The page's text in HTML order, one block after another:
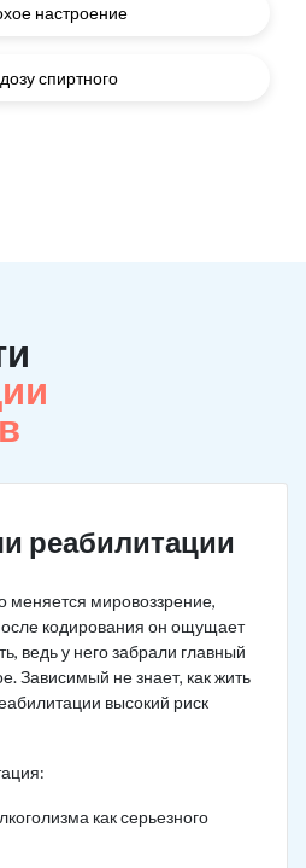
настроение
спиртного
реабилитации
меняется мировоззрение,
кодирования он ощущает
ведь у него забрали главный
Зависимый не знает, как жить
высокий риск
как серьезного